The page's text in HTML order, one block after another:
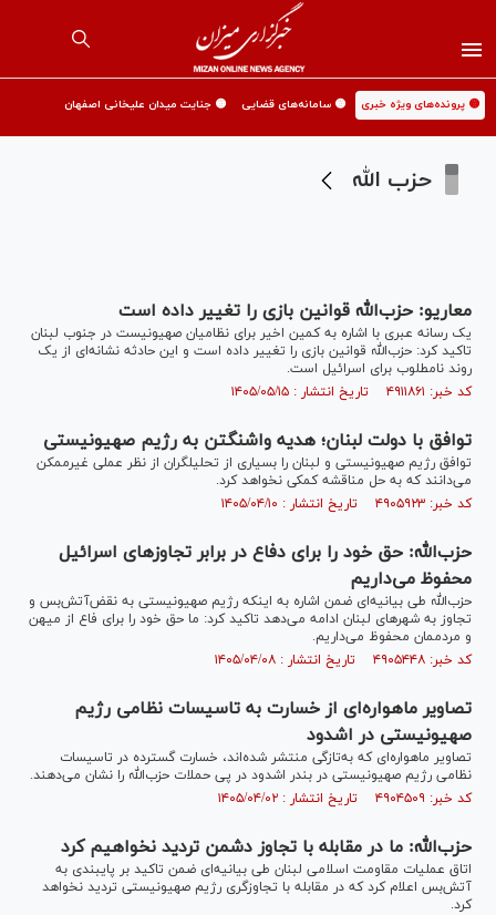
🟡 پرونده‌های ویژه خبری 🟡 سامانه‌های قضایی 🟡 جنایت میدان علیخانی اصفهان
حزب الله
معاریو: حزب‌الله قوانین بازی را تغییر داده است
یک رسانه عبری با اشاره به کمین اخیر برای نظامیان صهیونیست در جنوب لبنان
تاکید کرد: حزب‌‎الله قوانین بازی را تغییر داده است و این حادثه نشانه‌ای از یک
روند نامطلوب برای اسرائیل است.
کد خبر: ۴۹۱۱۸۶۱ تاریخ انتشار : ۱۴۰۵/۰۵/۱۵
توافق با دولت لبنان؛ هدیه واشنگتن به رژیم صهیونیستی
توافق رژیم صهیونیستی و لبنان را بسیاری از تحلیلگران از نظر عملی غیرممکن
می‌دانند که به حل مناقشه کمکی نخواهد کرد.
کد خبر: ۴۹۰۵۹۲۳ تاریخ انتشار : ۱۴۰۵/۰۴/۱۰
حزب‌الله: حق خود را برای دفاع در برابر تجاوزهای اسرائیل
محفوظ می‌داریم
حزب‌الله طی بیانیه‌ای ضمن اشاره به اینکه رژیم صهیونیستی به نقض‌آتش‌بس و
تجاوز به شهرهای لبنان ادامه می‌دهد تاکید کرد: ما حق خود را برای فاع از میهن
و مردممان محفوظ می‌داریم.
کد خبر: ۴۹۰۵۴۴۸ تاریخ انتشار : ۱۴۰۵/۰۴/۰۸
تصاویر ماهواره‌ای از خسارت به تاسیسات نظامی رژیم
صهیونیستی در اشدود
تصاویر ماهواره‌ای که به‌تازگی منتشر شده‌اند، خسارت گسترده در تاسیسات
نظامی رژیم صهیونیستی در بندر اشدود در پی حملات حزب‌الله را نشان می‌دهند.
کد خبر: ۴۹۰۴۵۰۹ تاریخ انتشار : ۱۴۰۵/۰۴/۰۲
حزب‌الله: ما در مقابله با تجاوز دشمن تردید نخواهیم کرد
اتاق عملیات مقاومت اسلامی لبنان طی بیانیه‌ای ضمن تاکید بر پایبندی به
آتش‌بس اعلام کرد که در مقابله با تجاوزگری رژیم صهیونیستی تردید نخواهد
کرد.